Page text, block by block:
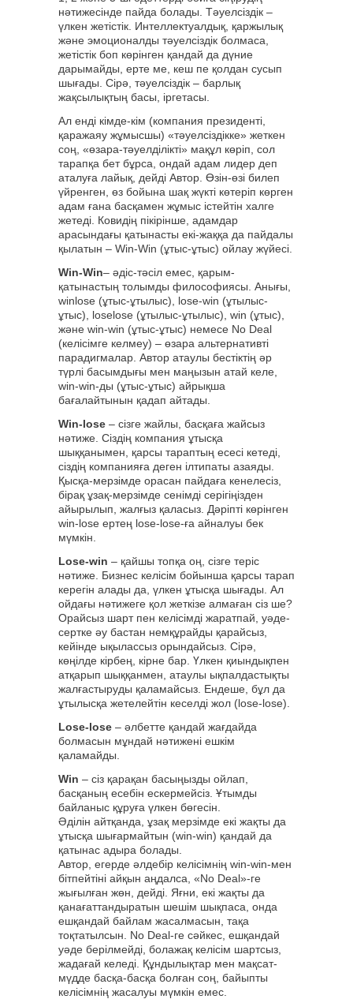
нәтижесінде пайда болады. Тәуелсіздік –
үлкен жетістік. Интеллектуалдық, қаржылық
және эмоционалды тәуелсіздік болмаса,
жетістік боп көрінген қандай да дүние
дарымайды, ерте ме, кеш пе қолдан сусып
шығады. Сірә, тәуелсіздік – барлық
жақсылықтың басы, іргетасы.
Ал енді кімде-кім (компания президенті,
қаражаяу жұмысшы) «тәуелсіздікке» жеткен
соң, «өзара-тәуелділікті» мақұл көріп, сол
тарапқа бет бұрса, ондай адам лидер деп
аталуға лайық, дейді Автор. Өзін-өзі билеп
үйренген, өз бойына шақ жүкті көтеріп көрген
адам ғана басқамен жұмыс істейтін халге
жетеді. Ковидің пікірінше, адамдар
арасындағы қатынасты екі-жаққа да пайдалы
қылатын – Win-Win (ұтыс-ұтыс) ойлау жүйесі.
Win-Win– әдіс-тәсіл емес, қарым-
қатынастың толымды философиясы. Анығы,
winlose (ұтыс-ұтылыс), lose-win (ұтылыс-
ұтыс), loselose (ұтылыс-ұтылыс), win (ұтыс),
және win-win (ұтыс-ұтыс) немесе No Deal
(келісімге келмеу) – өзара альтернативті
парадигмалар. Автор атаулы бестіктің әр
түрлі басымдығы мен маңызын атай келе,
win-win-ды (ұтыс-ұтыс) айрықша
бағалайтынын қадап айтады.
Win-lose – сізге жайлы, басқаға жайсыз
нәтиже. Сіздің компания ұтысқа
шыққанымен, қарсы тараптың есесі кетеді,
сіздің компанияға деген ілтипаты азаяды.
Қысқа-мерзімде орасан пайдаға кенелесіз,
бірақ ұзақ-мерзімде сенімді серігіңізден
айырылып, жалғыз қаласыз. Дәріпті көрінген
win-lose ертең lose-lose-ға айналуы бек
мүмкін.
Lose-win – қайшы топқа оң, сізге теріс
нәтиже. Бизнес келісім бойынша қарсы тарап
керегін алады да, үлкен ұтысқа шығады. Ал
ойдағы нәтижеге қол жеткізе алмаған сіз ше?
Орайсыз шарт пен келісімді жаратпай, уәде-
сертке әу бастан немқұрайды қарайсыз,
кейінде ықылассыз орындайсыз. Сірә,
көңілде кірбең, кірне бар. Үлкен қиындықпен
атқарып шыққанмен, атаулы ықпалдастықты
жалғастыруды қаламайсыз. Ендеше, бұл да
ұтылысқа жетелейтін кеселді жол (lose-lose).
Lose-lose – әлбетте қандай жағдайда
болмасын мұндай нәтижені ешкім
қаламайды.
Win – сіз қарақан басыңызды ойлап,
басқаның есебін ескермейсіз. Ұтымды
байланыс құруға үлкен бөгесін.
Әділін айтқанда, ұзақ мерзімде екі жақты да
ұтысқа шығармайтын (win-win) қандай да
қатынас адыра болады.
Автор, егерде әлдебір келісімнің win-win-мен
бітпейтіні айқын аңдалса, «No Deal»-ге
жығылған жөн, дейді. Яғни, екі жақты да
қанағаттандыратын шешім шықпаса, онда
ешқандай байлам жасалмасын, тақа
тоқтатылсын. No Deal-ге сәйкес, ешқандай
уәде берілмейді, болажақ келісім шартсыз,
жадағай келеді. Құндылықтар мен мақсат-
мүдде басқа-басқа болған соң, байыпты
келісімнің жасалуы мүмкін емес.